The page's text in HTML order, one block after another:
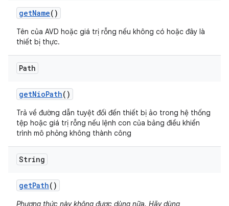
getName()
Tên của AVD hoặc giá trị rỗng nếu không có hoặc đây là
thiết bị thực.
Path
getNioPath()
Trả về đường dẫn tuyệt đối đến thiết bị ảo trong hệ thống
tệp hoặc giá trị rỗng nếu lệnh con của bảng điều khiển
trình mô phỏng không thành công
String
getPath()
Phương thức này không được dùng nữa. Hãy dùng